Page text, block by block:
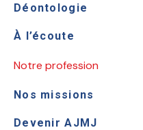
Déontologie
À l’écoute
Notre profession
Nos missions
Devenir AJMJ